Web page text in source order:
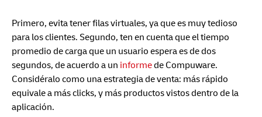
Primero, evita tener filas virtuales, ya que es muy tedioso
para los clientes. Segundo, ten en cuenta que el tiempo
promedio de carga que un usuario espera es de dos
segundos, de acuerdo a un informede Compuware.
Considéralo como una estrategia de venta: más rápido
equivale a más clicks, y más productos vistos dentro de la
aplicación.